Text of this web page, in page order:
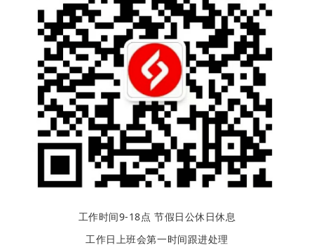
工作时间9-18点 节假日公休日休息
工作日上班会第一时间跟进处理